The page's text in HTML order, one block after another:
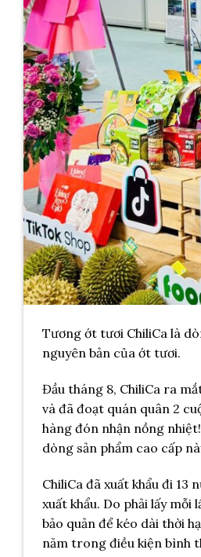
Tương ớt tươi ChiliCa là
nguyên bản của ớt tươi.
Đầu tháng 8, ChiliCa ra
và đã đoạt quán quân 2
hàng đón nhận nồng
dòng sản phẩm cao cấp
ChiliCa đã xuất khẩu đi
xuất khẩu. Do phải lấy mỗi
bảo quản để kéo dài thời
năm trong điều kiện bình